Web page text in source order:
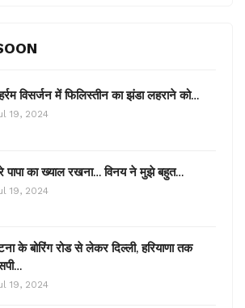
विसर्जन में फिलिस्तीन का झंडा लहराने को…
19, 2024
पापा का ख्याल रखना… विनय ने मुझे बहुत…
19, 2024
के बोरिंग रोड से लेकर दिल्ली, हरियाणा तक
19, 2024